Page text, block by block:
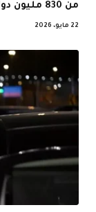
من 830 مليون دولار
22 مايو، 2026